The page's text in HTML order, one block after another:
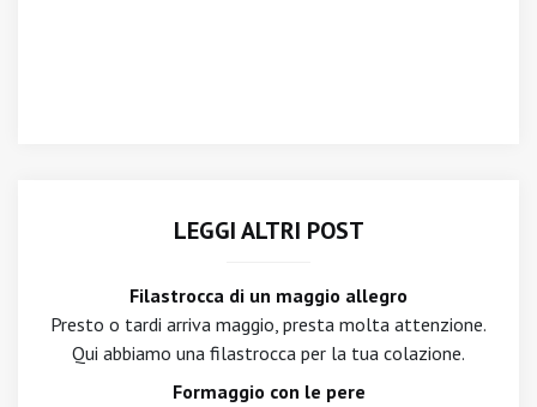
LEGGI ALTRI POST
Filastrocca di un maggio allegro
Presto o tardi arriva maggio, presta molta attenzione.
Qui abbiamo una filastrocca per la tua colazione.
Formaggio con le pere